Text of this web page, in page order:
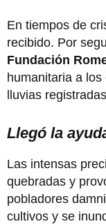
En tiempos de
recibido. Por
Fundación
humanitaria a
lluvias
Llegó la
Las intensas
quebradas y
pobladores
cultivos y se